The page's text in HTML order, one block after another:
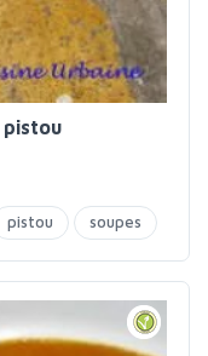
pistou
pistou soupes